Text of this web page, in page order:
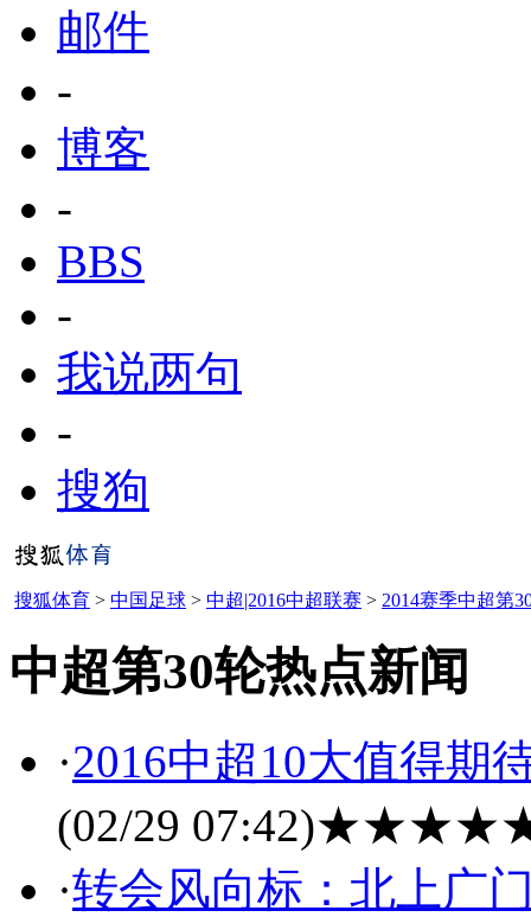
邮件
-
博客
-
BBS
-
我说两句
-
搜狗
搜狐体育 > 中国足球 > 中超|2016中超联赛 > 2014赛季中超第
中超第30轮热点新闻
·2016中超10大值得期
(02/29 07:42)
·转会风向标：北上广